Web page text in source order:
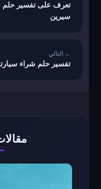
تعرف على تفسير حلم
سيرين
تفسير حلم شراء